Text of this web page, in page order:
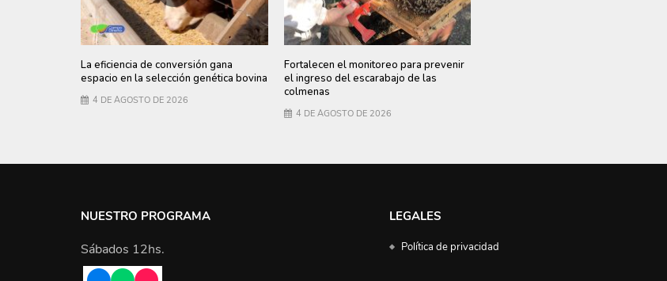
La eficiencia de conversión gana
espacio en la selección genética bovina
4 DE AGOSTO DE 2026
Fortalecen el monitoreo para prevenir
el ingreso del escarabajo de las
colmenas
4 DE AGOSTO DE 2026
NUESTRO PROGRAMA
Sábados 12hs.
LEGALES
Política de privacidad